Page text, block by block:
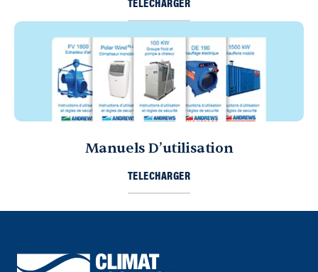
TELECHARGER
Manuels D’utilisation
TELECHARGER